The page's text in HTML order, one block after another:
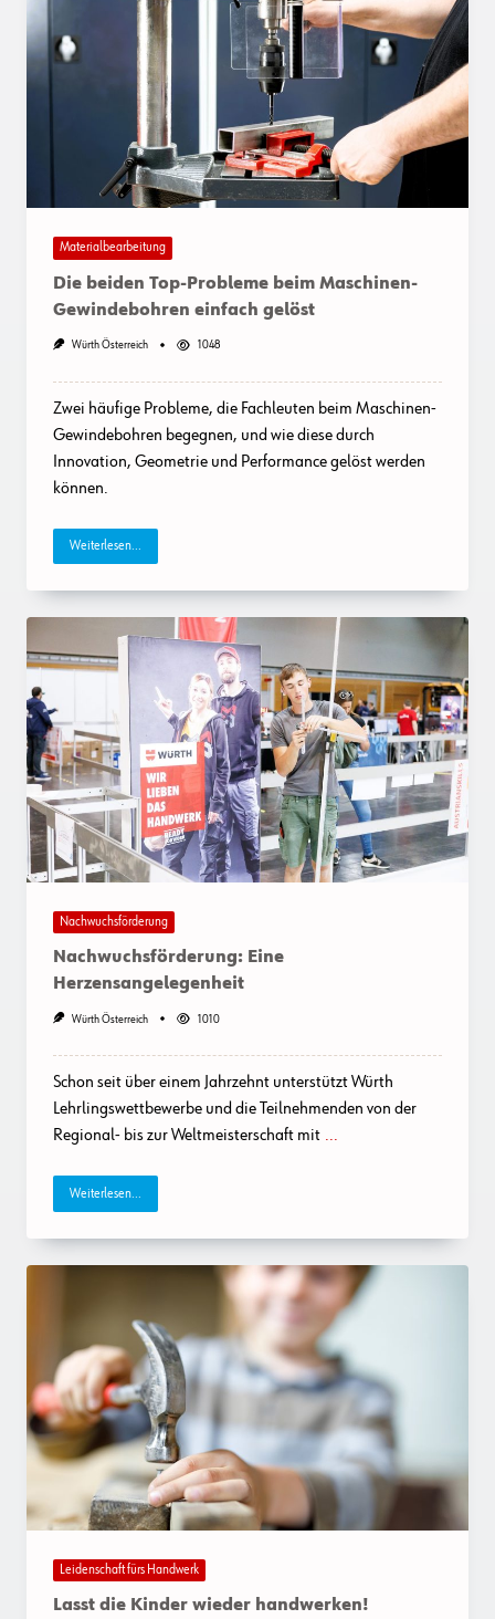
Materialbearbeitung
Die beiden Top-Probleme beim Maschinen-
Gewindebohren einfach gelöst
Würth Österreich 1048
Zwei häufige Probleme, die Fachleuten beim Maschinen-
Gewindebohren begegnen, und wie diese durch
Innovation, Geometrie und Performance gelöst werden
können.
Weiterlesen...
Nachwuchsförderung
Nachwuchsförderung: Eine
Herzensangelegenheit
Würth Österreich 1010
Schon seit über einem Jahrzehnt unterstützt Würth
Lehrlingswettbewerbe und die Teilnehmenden von der
Regional- bis zur Weltmeisterschaft mit ...
Weiterlesen...
Leidenschaft fürs Handwerk
Lasst die Kinder wieder handwerken!